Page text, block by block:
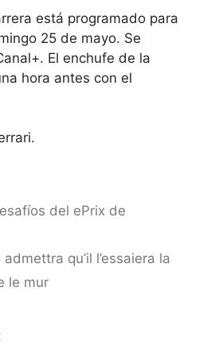
está programado para
25 de mayo. Se
. El enchufe de la
hora antes con el
del ePrix de
qu’il l’essaiera la
le mur